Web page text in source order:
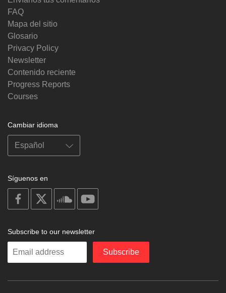
FAQ
Mapa del sitio
Glosario
Privacy Policy
Newsletter
Contenido reciente
Progress Reports
Courses
Cambiar idioma
Síguenos en
on
facebook
soundcloud
Subscribe to our newsletter
Enter
Subscribe